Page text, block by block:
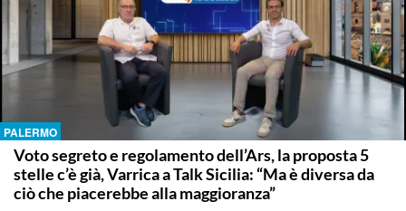
PALERMO
Voto segreto e regolamento dell’Ars, la proposta 5
stelle c’è già, Varrica a Talk Sicilia: “Ma è diversa da
ciò che piacerebbe alla maggioranza”